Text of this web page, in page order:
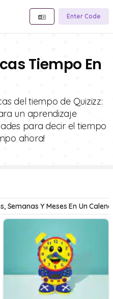
Enter Code
Tiempo En
del tiempo de Quizizz:
un aprendizaje
para decir el tiempo
ahora!
Semanas Y Meses En Un